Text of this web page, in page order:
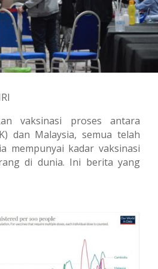
vaksinasi proses antara
dan Malaysia, semua telah
mempunyai kadar vaksinasi
di dunia. Ini berita yang